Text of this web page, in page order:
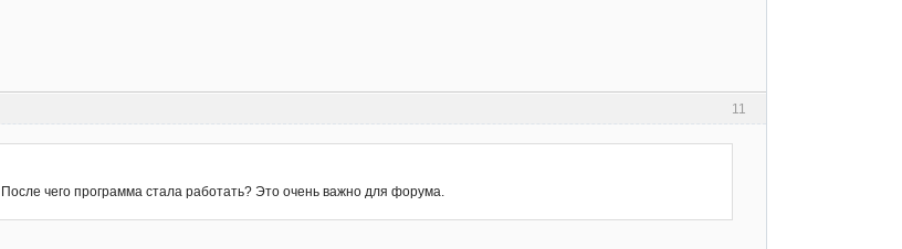
11
чего программа стала работать? Это очень важно для форума.